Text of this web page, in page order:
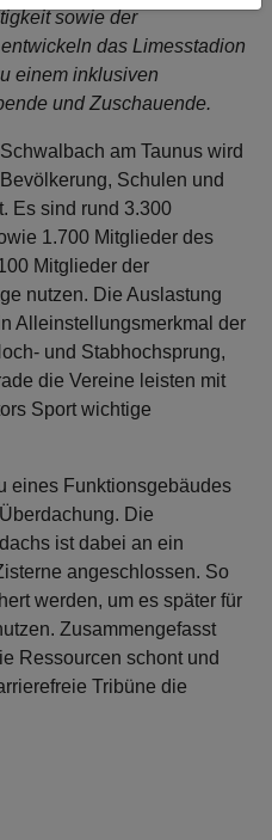
sowie der
das Limesstadion
einem inklusiven
und Zuschauende.
am Taunus wird
Schulen und
Es sind rund 3.300
1.700 Mitglieder des
Mitglieder der
nutzen. Die Auslastung
Alleinstellungsmerkmal der
und Stabhochsprung,
die Vereine leisten mit
Sport wichtige
eines Funktionsgebäudes
Die
ist dabei an ein
angeschlossen. So
werden, um es später für
Zusammengefasst
Ressourcen schont und
Tribüne die